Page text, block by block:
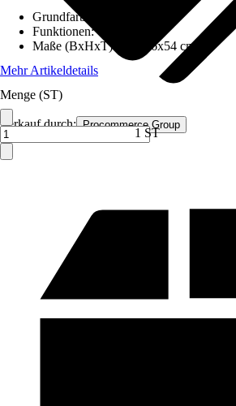
Verkauf durch: Procommerce Group
Grundfarbe
Funktionen:-
Maße (BxHxT)
110x46x54 cm
Mehr Artikeldetails
Menge (ST)
1 ST